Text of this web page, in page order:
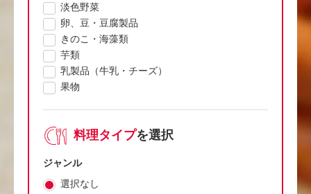
淡色野菜
卵、豆・豆腐製品
きのこ・海藻類
芋類
乳製品（牛乳・チーズ）
果物
料理タイプを選択
ジャンル
選択なし